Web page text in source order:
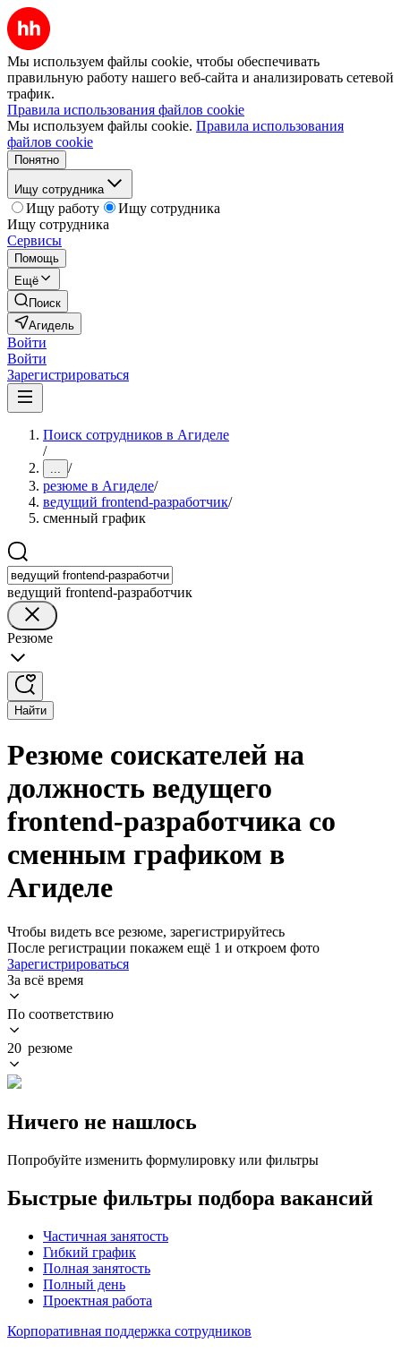
Мы используем файлы cookie, чтобы обеспечивать
правильную работу нашего веб-сайта и анализировать сетевой
трафик.
Правила использования файлов cookie
Мы используем файлы cookie. Правила использования
файлов cookie
Понятно
Ищу сотрудника
Ищу работу
Ищу сотрудника
Ищу сотрудника
Сервисы
Помощь
Ещё
Поиск
Агидель
Войти
Войти
Зарегистрироваться
Поиск сотрудников в Агиделе
/
... /
резюме в Агиделе/
ведущий frontend-разработчик/
сменный график
ведущий frontend-разработчик
Резюме
Найти
Резюме соискателей на
должность ведущего
frontend-разработчика со
сменным графиком в
Агиделе
Чтобы видеть все резюме, зарегистрируйтесь
После регистрации покажем ещё 1 и откроем фото
Зарегистрироваться
За всё время
По соответствию
20 резюме
Ничего не нашлось
Попробуйте изменить формулировку или фильтры
Быстрые фильтры подбора вакансий
Частичная занятость
Гибкий график
Полная занятость
Полный день
Проектная работа
Корпоративная поддержка сотрудников